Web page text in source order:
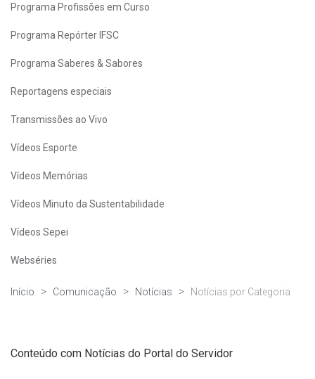
Programa Profissões em Curso
Programa Repórter IFSC
Programa Saberes & Sabores
Reportagens especiais
Transmissões ao Vivo
Vídeos Esporte
Vídeos Memórias
Vídeos Minuto da Sustentabilidade
Vídeos Sepei
Webséries
Início Comunicação Notícias Notícias por Categoria
Conteúdo com Notícias do Portal do Servidor